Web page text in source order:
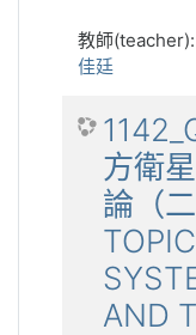
教師(teacher):
佳廷
方衛
論（
AND